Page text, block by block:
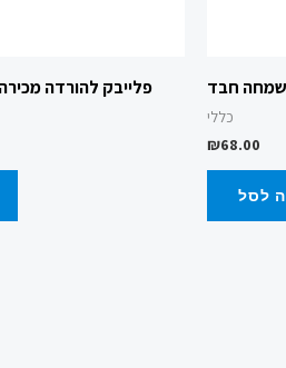
חבד
כללי
₪68.00
לסל
פלייבק להורדה